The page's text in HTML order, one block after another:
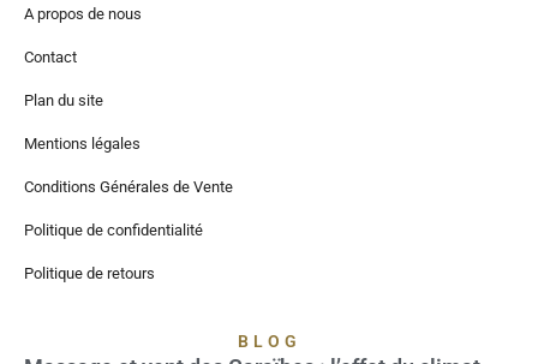
A propos de nous
Contact
Plan du site
Mentions légales
Conditions Générales de Vente
Politique de confidentialité
Politique de retours
BLOG